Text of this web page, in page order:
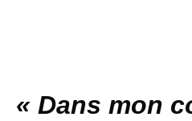
« Dans mon